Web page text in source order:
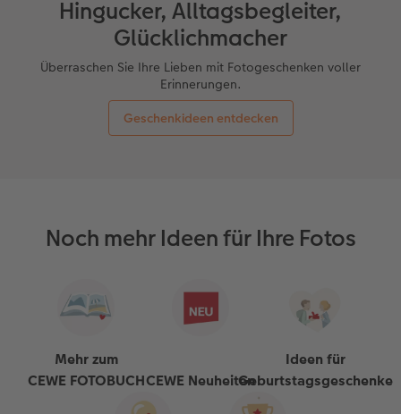
Hingucker, Alltagsbegleiter,
Glücklichmacher
Überraschen Sie Ihre Lieben mit Fotogeschenken voller
Erinnerungen.
Geschenkideen entdecken
Noch mehr Ideen für Ihre Fotos
Mehr zum
CEWE FOTOBUCHCEWE Neuheiten
Ideen für
Geburtstagsgeschenke